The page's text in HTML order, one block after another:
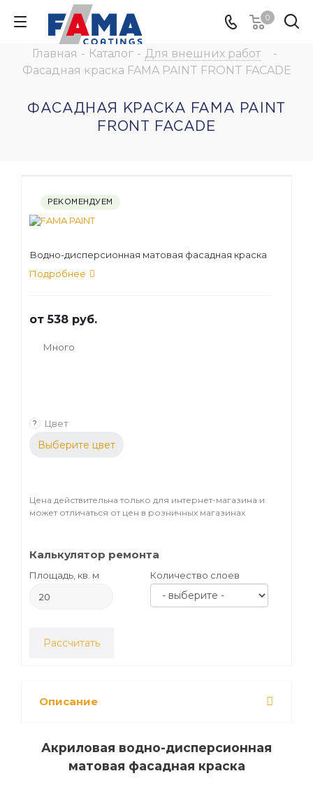
0
Главная - Каталог - Для внешних работ
-
Фасадная краска FAMA PAINT FRONT FACADE
ФАСАДНАЯ КРАСКА FAMA PAINT
FRONT FACADE
РЕКОМЕНДУЕМ
Водно-дисперсионная матовая фасадная краска
Подробнее
от538 руб.
Много
? Цвет
Выберите цвет
Цена действительна только для интернет-магазина и
может отличаться от цен в розничных магазинах
Калькулятор ремонта
Площадь, кв. м Количество слоев
Рассчитать
Описание
Акриловая водно-дисперсионная
матовая фасадная краска